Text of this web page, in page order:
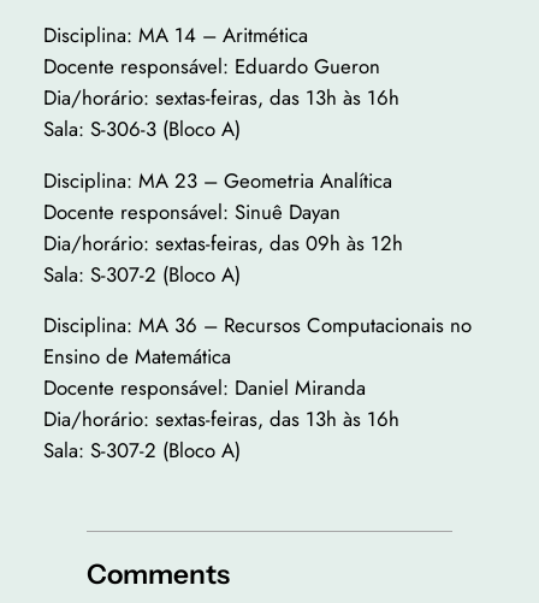
Disciplina: MA 14 – Aritmética
Docente responsável: Eduardo Gueron
Dia/horário: sextas-feiras, das 13h às 16h
Sala: S-306-3 (Bloco A)
Disciplina: MA 23 – Geometria Analítica
Docente responsável: Sinuê Dayan
Dia/horário: sextas-feiras, das 09h às 12h
Sala: S-307-2 (Bloco A)
Disciplina: MA 36 – Recursos Computacionais no
Ensino de Matemática
Docente responsável: Daniel Miranda
Dia/horário: sextas-feiras, das 13h às 16h
Sala: S-307-2 (Bloco A)
Comments